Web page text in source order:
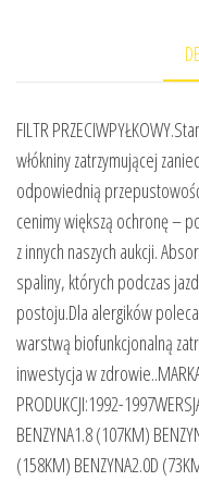
FILTR
włókniny zatrzymującej
odpowiednią
cenimy większą ochronę –
z innych naszych aukcji.
spaliny, których podczas
postoju.Dla alergików
warstwą biofunkcjonalną
inwestycja w zdrowie..MARKA
PRODUKCJI:1992-
BENZYNA1.8 (107KM)
(158KM) BENZYNA2.0D